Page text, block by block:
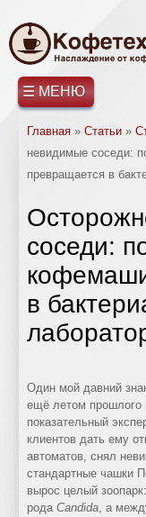
Nivona
Franke
Caffitaly
Cimbali
КОФЕМАШИН
кофемашин
Saeco
Ремонт
Ремонт
Gaggia
Ремонт
кофемашин
КОФЕМАШИН
ВОДЫ
Обслуживание
пурифайеров
Статьи
кофемашинах
Статьи
Справочная
информация
КОМПАНИИ
☰ МЕНЮ
Главная » Статьи »
невидимые соседи:
превращается в
соседи:
в
Один мой давний
ещё летом прошлого
показательный
клиентов дать ему
автоматов, снял
стандартные чашки
вырос целый зоопарк:
рода Candida, а